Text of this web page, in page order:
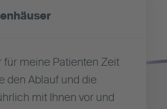
für meine Patienten Zeit
den Ablauf und die
mit Ihnen vor und